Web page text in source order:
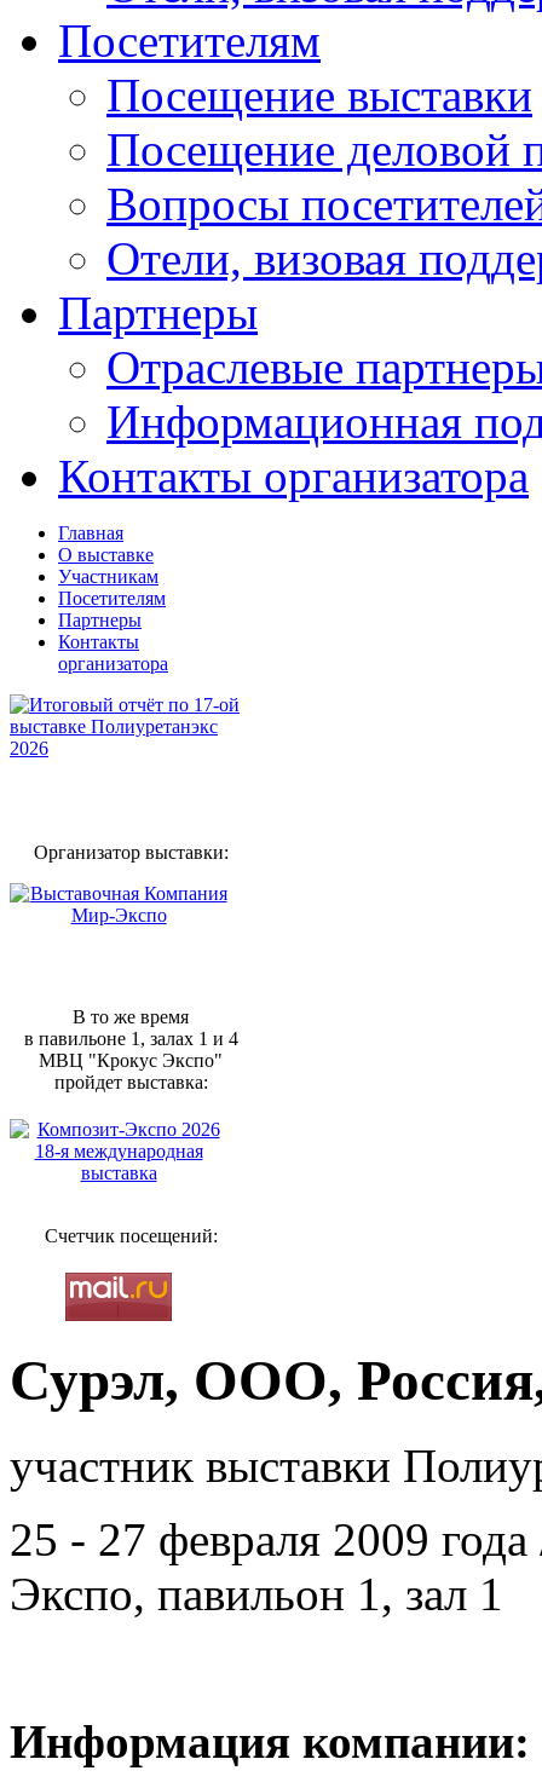
Посетителям
Посещение выставки
Посещение деловой
Вопросы
Отели, визовая
Партнеры
Отраслевые
Информационная
Контакты организатора
Главная
О выставке
Участникам
Посетителям
Партнеры
Контакты
организатора
Организатор выставки:
В то же время
в павильоне 1, залах 1 и 4
МВЦ "Крокус Экспо"
пройдет выставка:
Счетчик посещений:
Сурэл, ООО,
участник выставки
25 - 27 февраля 2009
Экспо, павильон 1, зал 1
Информация компании: